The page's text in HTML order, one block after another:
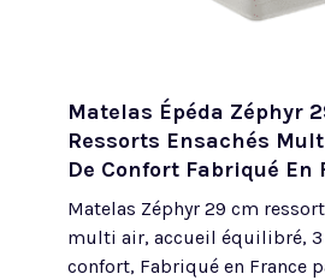
Matelas Épéda Zéphyr
Ressorts Ensachés
De Confort Fabriqué En
Matelas Zéphyr 29 cm
multi air, accueil équilibré, 3
confort, Fabriqué en France